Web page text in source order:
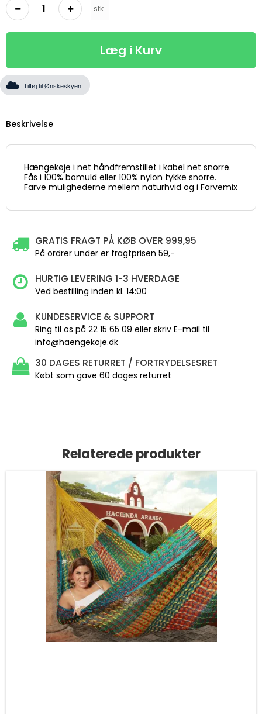
stk.
Læg i Kurv
Tilføj til Ønskeskyen
Beskrivelse
Hængekøje i net håndfremstillet i kabel net snorre.
Fås i 100% bomuld eller 100% nylon tykke snorre.
Farve mulighederne mellem naturhvid og i Farvemix
GRATIS FRAGT PÅ KØB OVER 999,95
På ordrer under er fragtprisen 59,-
HURTIG LEVERING 1-3 HVERDAGE
Ved bestilling inden kl. 14:00
KUNDESERVICE & SUPPORT
Ring til os på 22 15 65 09 eller skriv E-mail til
info@haengekoje.dk
30 DAGES RETURRET / FORTRYDELSESRET
Købt som gave 60 dages returret
Relaterede produkter